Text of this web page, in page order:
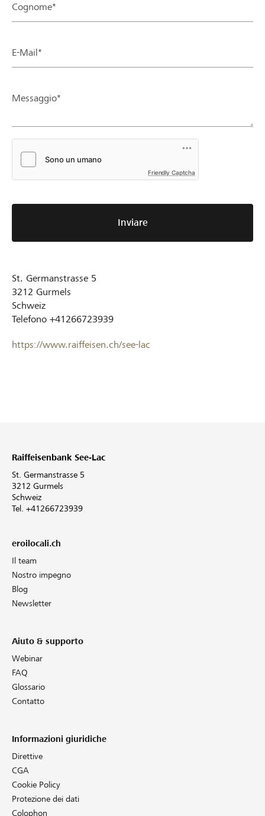
Cognome*
E-Mail*
Messaggio*
Friendly Captcha
Inviare
St. Germanstrasse 5
3212 Gurmels
Schweiz
Telefono +41266723939
https://www.raiffeisen.ch/see-lac
Raiffeisenbank See-Lac
St. Germanstrasse 5
3212 Gurmels
Schweiz
Tel. +41266723939
eroilocali.ch
Il team
Nostro impegno
Blog
Newsletter
Aiuto & supporto
Webinar
FAQ
Glossario
Contatto
Informazioni giuridiche
Direttive
CGA
Cookie Policy
Protezione dei dati
Colophon